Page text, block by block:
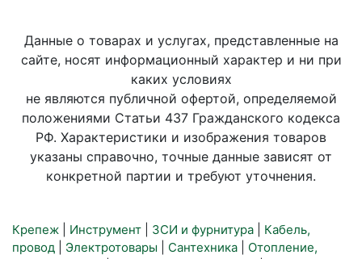
Данные о товарах и услугах, представленные на
сайте, носят информационный характер и ни при
каких условиях
не являются публичной офертой, определяемой
положениями Статьи 437 Гражданского кодекса
РФ. Характеристики и изображения товаров
указаны справочно, точные данные зависят от
конкретной партии и требуют уточнения.
Крепеж Инструмент ЗСИ и фурнитура
Кабель,
провод
Электротовары Сантехника
Отопление,